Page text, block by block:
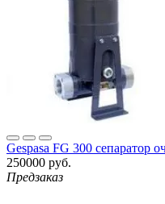
Gespasa FG 300 сепаратор
250000 руб.
Предзаказ